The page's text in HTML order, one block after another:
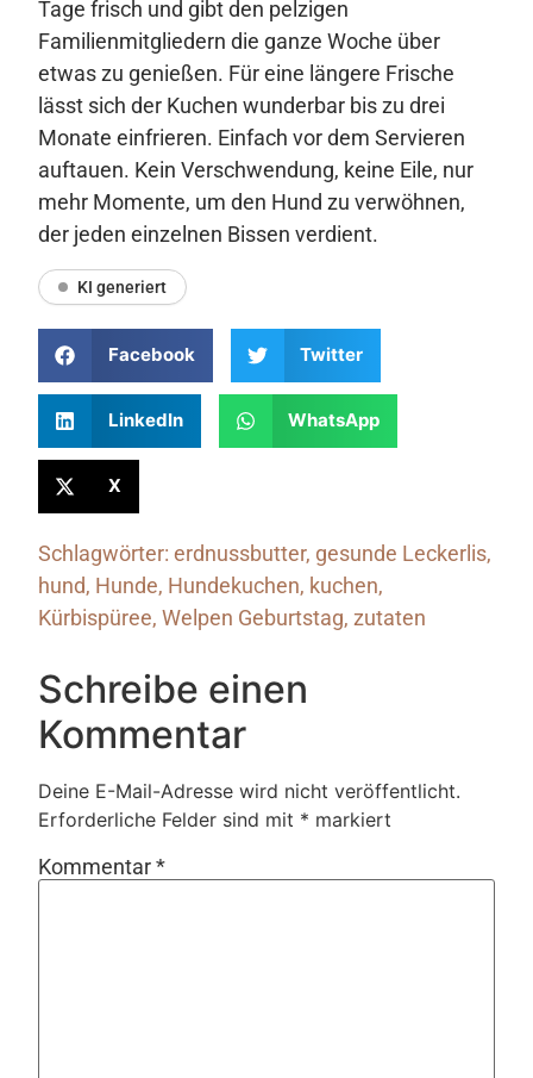
Tage frisch und gibt den pelzigen
Familienmitgliedern die ganze Woche über
etwas zu genießen. Für eine längere Frische
lässt sich der Kuchen wunderbar bis zu drei
Monate einfrieren. Einfach vor dem Servieren
auftauen. Kein Verschwendung, keine Eile, nur
mehr Momente, um den Hund zu verwöhnen,
der jeden einzelnen Bissen verdient.
KI generiert
Facebook Twitter
LinkedIn WhatsApp
X
Schlagwörter: erdnussbutter, gesunde Leckerlis,
hund, Hunde, Hundekuchen, kuchen,
Kürbispüree, Welpen Geburtstag, zutaten
Schreibe einen
Kommentar
Deine E-Mail-Adresse wird nicht veröffentlicht.
Erforderliche Felder sind mit * markiert
Kommentar*